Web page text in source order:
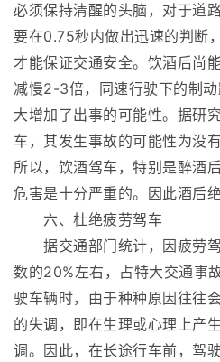
必须保持清醒的头脑，对于道
要在0.75秒内做出迅速的判断
才能保证交通安全。饮酒后尚
减慢2-3倍，同速行驶下的制
大增加了出事的可能性。据研
车，其发生事故的可能性为没
所以，饮酒驾车，特别是醉酒
危害是十分严重的。因此酒后
六、杜绝疲劳驾车
据交通部门统计，因疲劳驾
数的20%左右，占特大交通事
驶车辆时，由于种种原因往往
的失调，即在生理或心理上产
调。因此，在长途行车前，驾